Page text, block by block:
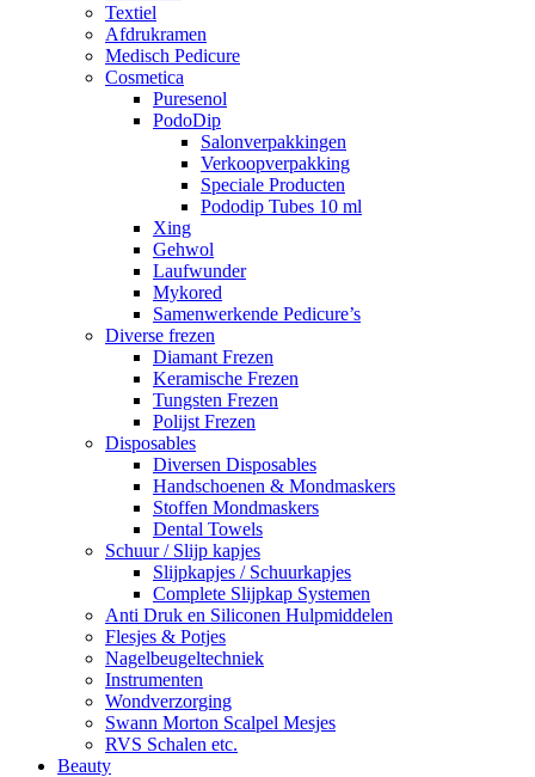
Textiel
Afdrukramen
Medisch Pedicure
Cosmetica
Puresenol
PodoDip
Salonverpakkingen
Verkoopverpakking
Speciale Producten
Pododip Tubes 10 ml
Xing
Gehwol
Laufwunder
Mykored
Samenwerkende Pedicure’s
Diverse frezen
Diamant Frezen
Keramische Frezen
Tungsten Frezen
Polijst Frezen
Disposables
Diversen Disposables
Handschoenen & Mondmaskers
Stoffen Mondmaskers
Dental Towels
Schuur / Slijp kapjes
Slijpkapjes / Schuurkapjes
Complete Slijpkap Systemen
Anti Druk en Siliconen Hulpmiddelen
Flesjes & Potjes
Nagelbeugeltechniek
Instrumenten
Wondverzorging
Swann Morton Scalpel Mesjes
RVS Schalen etc.
Beauty